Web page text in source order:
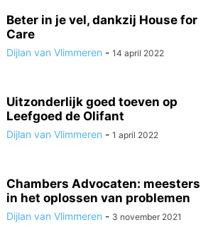
Beter in je vel, dankzij House for
Care
Dijlan van Vlimmeren - 14 april 2022
Uitzonderlijk goed toeven op
Leefgoed de Olifant
Dijlan van Vlimmeren - 1 april 2022
Chambers Advocaten: meesters
in het oplossen van problemen
Dijlan van Vlimmeren - 3 november 2021